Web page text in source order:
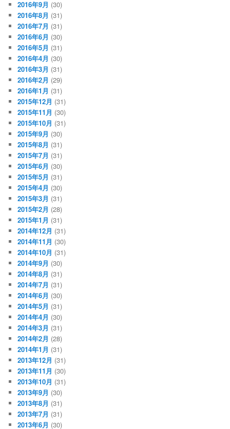
2016年9月 (30)
2016年8月 (31)
2016年7月 (31)
2016年6月 (30)
2016年5月 (31)
2016年4月 (30)
2016年3月 (31)
2016年2月 (29)
2016年1月 (31)
2015年12月 (31)
2015年11月 (30)
2015年10月 (31)
2015年9月 (30)
2015年8月 (31)
2015年7月 (31)
2015年6月 (30)
2015年5月 (31)
2015年4月 (30)
2015年3月 (31)
2015年2月 (28)
2015年1月 (31)
2014年12月 (31)
2014年11月 (30)
2014年10月 (31)
2014年9月 (30)
2014年8月 (31)
2014年7月 (31)
2014年6月 (30)
2014年5月 (31)
2014年4月 (30)
2014年3月 (31)
2014年2月 (28)
2014年1月 (31)
2013年12月 (31)
2013年11月 (30)
2013年10月 (31)
2013年9月 (30)
2013年8月 (31)
2013年7月 (31)
2013年6月 (30)